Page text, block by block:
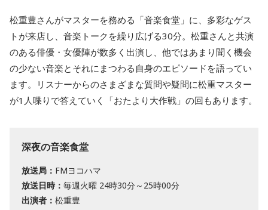
松重豊さんがマスターを務める「音楽食堂」に、多彩なゲス
トが来店し、音楽トークを繰り広げる30分。松重さんと共演
のある俳優・女優陣が数多く出演し、他ではあまり聞く機会
の少ない音楽とそれにまつわる自身のエピソードを語ってい
ます。リスナーからのさまざまな質問や疑問に松重マスター
が1人喋りで答えていく「おたより大作戦」の回もあります。
深夜の音楽食堂
放送局： FMヨコハマ
放送日時： 毎週火曜 24時30分～25時00分
出演者： 松重豊